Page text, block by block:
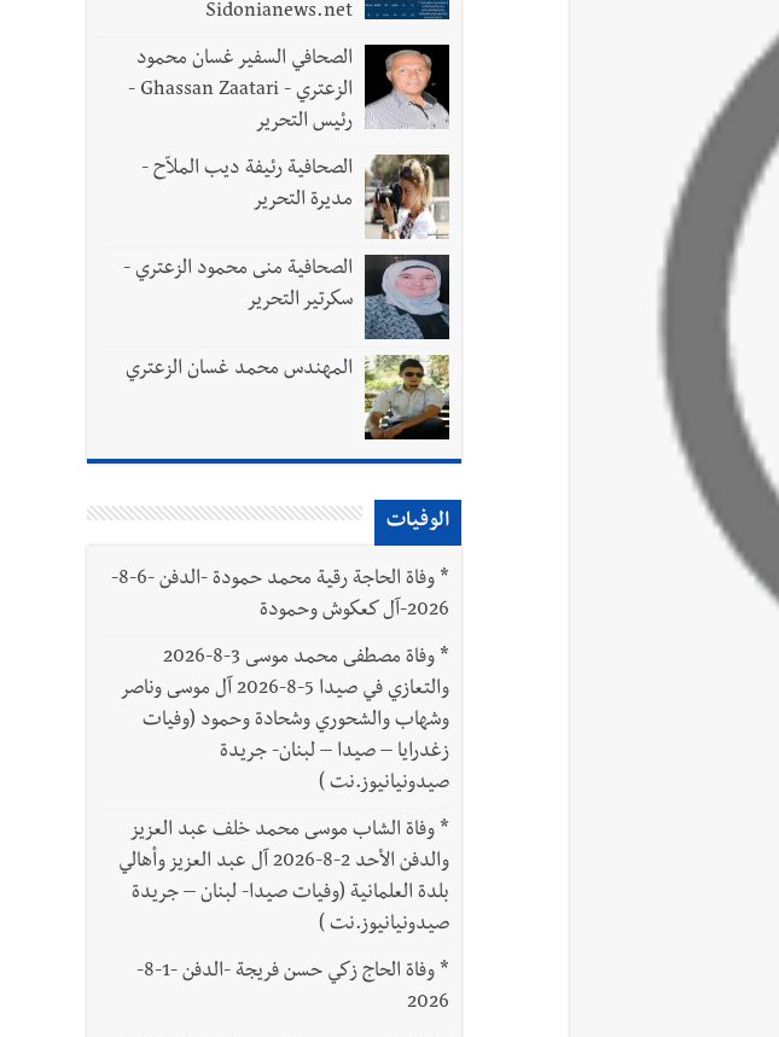
التفاف جميع اللبنانيين حول الجيش في هذه المرحلة الدقيقة
عيتا الجبل
للجيش في بلدة المنصوري - صور
ومعلومات أولية عن اصابة أحد العسكريين
رجل الاعمال الاماراتي خلف الحبتور : 112 شهيداً شُيّعوا في ‫غزة‬ بعد أن بقوا تحت الأنقاض منذ عام 2023: أيُعقل أن يبقى الشعب الفلسطيني يعيش كل هذا الألم؟ وإلى متى
Sidonianews.net
الصحافي السفير غسان محمود
الزعتري - Ghassan Zaatari -
رئيس التحرير
الصحافية رئيفة ديب الملاّح -
مديرة التحرير
الصحافية منى محمود الزعتري -
سكرتير التحرير
المهندس محمد غسان الزعتري
الوفيات
*
وفاة الحاجة رقية محمد حمودة -الدفن -6-8-
2026-آل كعكوش وحمودة
*
وفاة مصطفى محمد موسى 3-8-2026
والتعازي في صيدا 5-8-2026 آل موسى وناصر
وشهاب والشحوري وشحادة وحمود (وفيات
زغدرايا – صيدا – لبنان- جريدة
صيدونيانيوز.نت )
* وفاة الشاب موسى محمد خلف عبد العزيز
والدفن الأحد 2-8-2026 آل عبد العزيز وأهالي
بلدة العلمانية (وفيات صيدا- لبنان – جريدة
صيدونيانيوز.نت )
*
وفاة الحاج زكي حسن فريجة -الدفن -1-8-
2026